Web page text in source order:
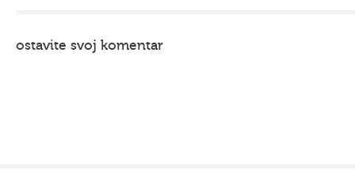
ostavite svoj komentar